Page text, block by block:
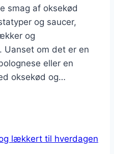
smag af oksekød
og saucer,
og
om det er en
eller en
oksekød og…